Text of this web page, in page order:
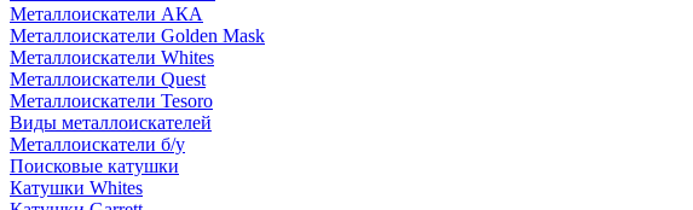
Металлоискатели АКА
Металлоискатели Golden Mask
Металлоискатели Whites
Металлоискатели Quest
Металлоискатели Tesoro
Виды металлоискателей
Металлоискатели б/у
Поисковые катушки
Катушки Whites